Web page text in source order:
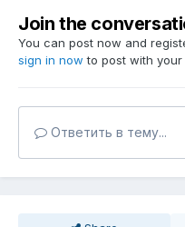
Join the
You can post now and
sign in now to post with your
Ответить в тему...